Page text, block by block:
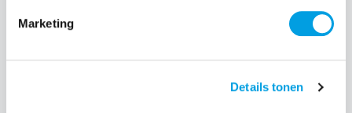
Marketing
Details tonen
Golla